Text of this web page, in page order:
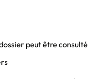
peut être consulté